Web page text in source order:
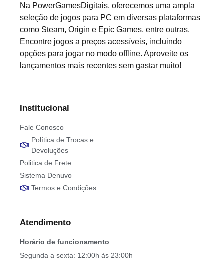
Na PowerGamesDigitais, oferecemos uma ampla
seleção de jogos para PC em diversas plataformas
como Steam, Origin e Epic Games, entre outras.
Encontre jogos a preços acessíveis, incluindo
opções para jogar no modo offline. Aproveite os
lançamentos mais recentes sem gastar muito!
Institucional
Fale Conosco
Política de Trocas e
Devoluções
Politica de Frete
Sistema Denuvo
Termos e Condições
Atendimento
Horário de funcionamento
Segunda a sexta: 12:00h às 23:00h